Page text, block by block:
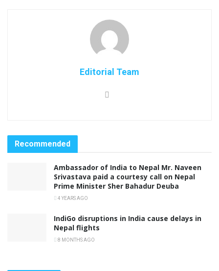
Editorial Team
Recommended
Ambassador of India to Nepal Mr. Naveen
Srivastava paid a courtesy call on Nepal
Prime Minister Sher Bahadur Deuba
4 YEARS AGO
IndiGo disruptions in India cause delays in
Nepal flights
8 MONTHS AGO